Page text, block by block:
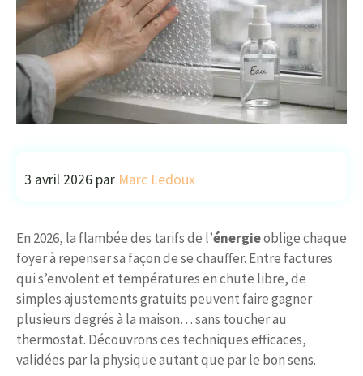
3 avril 2026 par Marc Ledoux
En 2026, la flambée des tarifs de l’énergieoblige chaque
foyer à repenser sa façon de se chauffer. Entre factures
qui s’envolent et températures en chute libre, de
simples ajustements gratuits peuvent faire gagner
plusieurs degrés à la maison… sans toucher au
thermostat. Découvrons ces techniques efficaces,
validées par la physique autant que par le bon sens.